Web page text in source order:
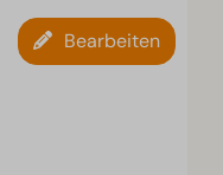
Bearbeiten